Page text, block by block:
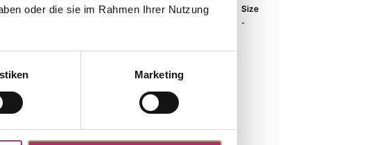
oder die sie im Rahmen Ihrer Nutzung
Marketing
Gem
Size
-